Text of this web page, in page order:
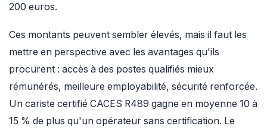
200 euros.
Ces montants peuvent sembler élevés, mais il faut les
mettre en perspective avec les avantages qu'ils
procurent : accès à des postes qualifiés mieux
rémunérés, meilleure employabilité, sécurité renforcée.
Un cariste certifié CACES R489 gagne en moyenne 10 à
15 % de plus qu'un opérateur sans certification. Le